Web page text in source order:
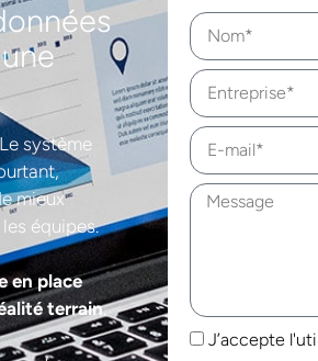
système
mieux
équipes.
en place
terrain.
J’accepte